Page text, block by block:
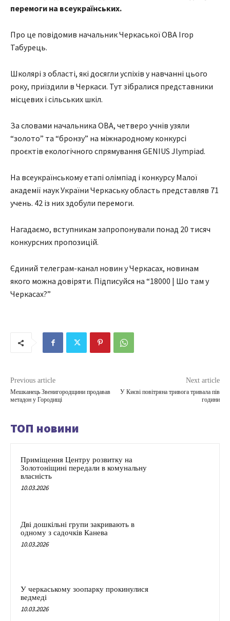
перемоги на всеукраїнських.
Про це повідомив начальник Черкаської ОВА Ігор
Табурець.
Школярі з області, які досягли успіхів у навчанні цього
року, приїздили в Черкаси. Тут зібралися представники
місцевих і сільських шкіл.
За словами начальника ОВА, четверо учнів узяли
“золото” та “бронзу” на міжнародному конкурсі
проєктів екологічного спрямування GENIUS Jlympiad.
На всеукраїнському етапі олімпіад і конкурсу Малої
академії наук України Черкаську область представляв 71
учень. 42 із них здобули перемоги.
Нагадаємо, вступникам запропонували понад 20 тисяч
конкурсних пропозицій.
Єдиний телеграм-канал новин у Черкасах, новинам
якого можна довіряти. Підписуйся на “18000 | Шо там у
Черкасах?”
Previous article
Мешканець Звенигородщини продавав
метадон у Городищі
Next article
У Києві повітряна тривога тривала пів
години
ТОП новини
Приміщення Центру розвитку на
Золотоніщині передали в комунальну
власність
10.03.2026
Дві дошкільні групи закривають в
одному з садочків Канева
10.03.2026
У черкаському зоопарку прокинулися
ведмеді
10.03.2026